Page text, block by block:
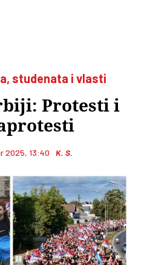
studenata i vlasti
Protesti i
2025, 13:40 K. S.